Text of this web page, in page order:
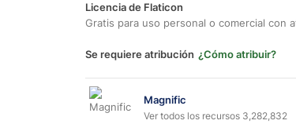
Licencia de Flaticon
Gratis para uso personal o comercial con
Se requiere atribución ¿Cómo atribuir?
Magnific
Ver todos los recursos 3,282,832